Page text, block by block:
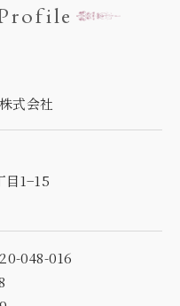
式会社
目1−15
048-016